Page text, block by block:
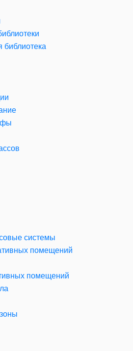
библиотека
системы
помещений
помещений